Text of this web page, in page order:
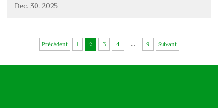
premium poly-coton pour chemise d'Hebei Gaibo Textile est
l'alliance parfaite entre performance et rapport qualité-prix,
qui fera briller vos produits.
Dec. 30. 2025
Précédent 1 2 3 4 ... 9 Suivant